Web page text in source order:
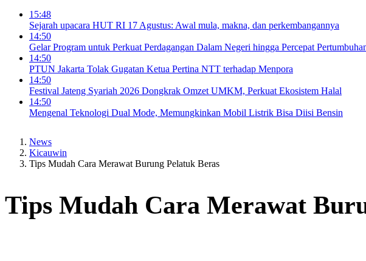
15:48
Sejarah upacara HUT RI 17 Agustus: Awal mula, makna, dan perkembangannya
14:50
Gelar Program untuk Perkuat Perdagangan Dalam Negeri hingga Percepat
14:50
PTUN Jakarta Tolak Gugatan Ketua Pertina NTT terhadap Menpora
14:50
Festival Jateng Syariah 2026 Dongkrak Omzet UMKM, Perkuat Ekosistem Halal
14:50
Mengenal Teknologi Dual Mode, Memungkinkan Mobil Listrik Bisa Diisi Bensin
News
Kicauwin
Tips Mudah Cara Merawat Burung Pelatuk Beras
Tips Mudah Cara Merawat